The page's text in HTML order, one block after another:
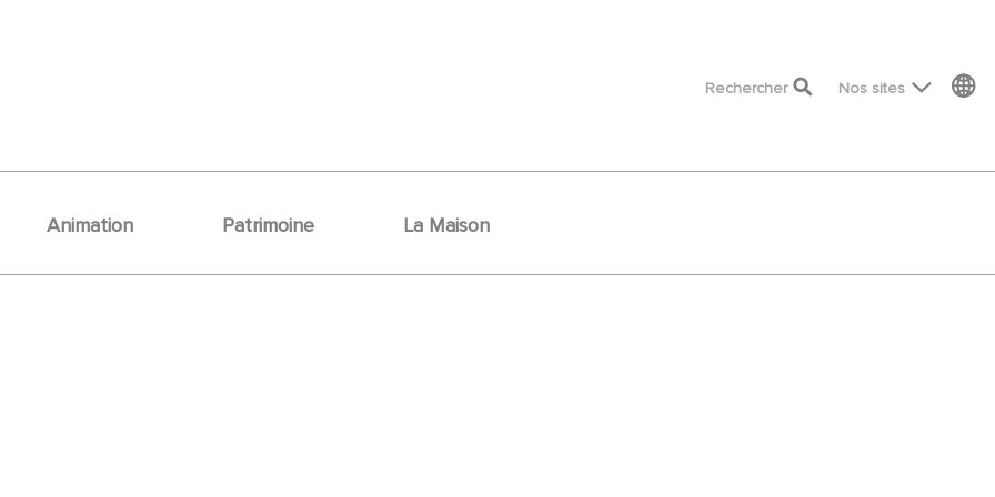
top menu
Rechercher Nos sites
Animation Patrimoine La Maison